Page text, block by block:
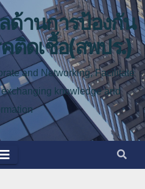
ด้านการป้องกัน
ติดเชื้อ(สพปร.)
and Networking, Facilitate
knowledge and